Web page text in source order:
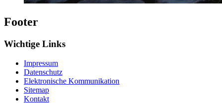
Footer
Wichtige Links
Impressum
Datenschutz
Elektronische Kommunikation
Sitemap
Kontakt